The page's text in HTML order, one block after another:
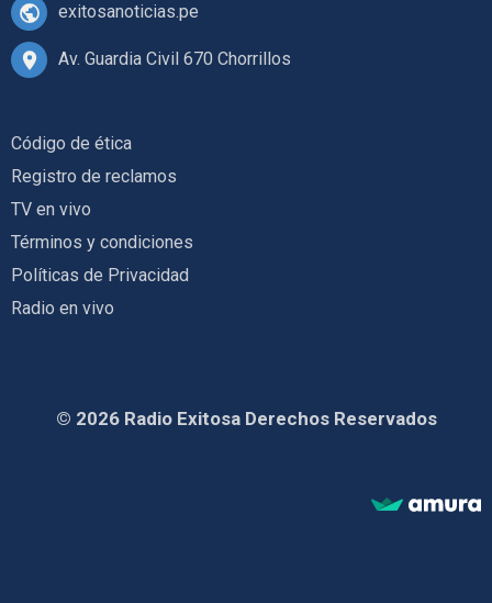
exitosanoticias.pe
Av. Guardia Civil 670 Chorrillos
Código de ética
Registro de reclamos
TV en vivo
Términos y condiciones
Políticas de Privacidad
Radio en vivo
© 2026 Radio Exitosa Derechos Reservados